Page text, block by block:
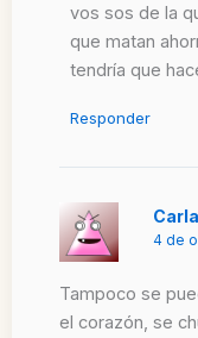
vos sos de la
que matan
tendría que
Responder
4 de
Tampoco se
el corazón, se